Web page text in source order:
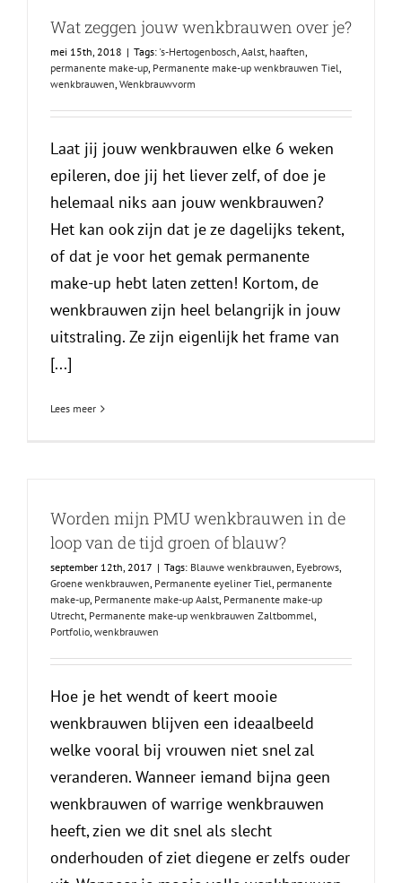
Wat zeggen jouw wenkbrauwen over je?
mei 15th, 2018 | Tags: 's-Hertogenbosch Aalst haaften
permanente make-up Permanente make-up wenkbrauwen Tiel
wenkbrauwen Wenkbrauwvorm
Laat jij jouw wenkbrauwen elke 6 weken
epileren, doe jij het liever zelf, of doe je
helemaal niks aan jouw wenkbrauwen?
Het kan ook zijn dat je ze dagelijks tekent,
of dat je voor het gemak permanente
make-up hebt laten zetten! Kortom, de
wenkbrauwen zijn heel belangrijk in jouw
uitstraling. Ze zijn eigenlijk het frame van
[...]
Lees meer
Worden mijn PMU wenkbrauwen in de
loop van de tijd groen of blauw?
september 12th, 2017 | Tags: Blauwe wenkbrauwen Eyebrows
Groene wenkbrauwen Permanente eyeliner Tiel permanente
make-up Permanente make-up Aalst Permanente make-up
Utrecht Permanente make-up wenkbrauwen Zaltbommel
Portfolio wenkbrauwen
Hoe je het wendt of keert mooie
wenkbrauwen blijven een ideaalbeeld
welke vooral bij vrouwen niet snel zal
veranderen. Wanneer iemand bijna geen
wenkbrauwen of warrige wenkbrauwen
heeft, zien we dit snel als slecht
onderhouden of ziet diegene er zelfs ouder